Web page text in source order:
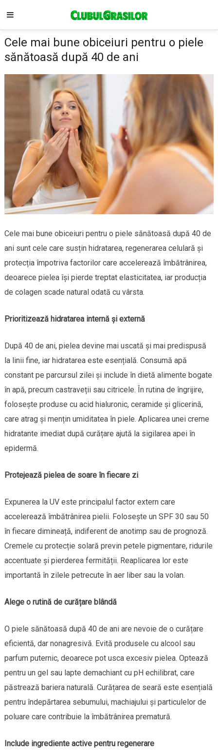
Cele mai bune obiceiuri pentru o piele
sănătoasă după 40 de ani
Cele mai bune obiceiuri pentru o piele sănătoasă după 40 de
ani sunt cele care susțin hidratarea, regenerarea celulară și
protecția împotriva factorilor care accelerează îmbătrânirea,
deoarece pielea își pierde treptat elasticitatea, iar producția
de colagen scade natural odată cu vârsta.
Prioritizează hidratarea internă și externă
După 40 de ani, pielea devine mai uscată și mai predispusă
la linii fine, iar hidratarea este esențială. Consumă apă
constant pe parcursul zilei și include în dietă alimente bogate
în apă, precum castraveții sau citricele. În rutina de îngrijire,
folosește produse cu acid hialuronic, ceramide și glicerină,
care atrag și mențin umiditatea în piele. Aplicarea unei creme
hidratante imediat după curățare ajută la sigilarea apei în
epidermă.
Protejează pielea de soare în fiecare zi
Expunerea la UV este principalul factor extern care
accelerează îmbătrânirea pielii. Folosește un SPF 30 sau 50
în fiecare dimineață, indiferent de anotimp sau de prognoză.
Cremele cu protecție solară previn petele pigmentare, ridurile
accentuate și pierderea fermității. Reaplicarea lor este
importantă în zilele petrecute în aer liber sau la volan.
Alege o rutină de curățare blândă
O piele sănătoasă după 40 de ani are nevoie de o curățare
eficientă, dar nonagresivă. Evită produsele cu alcool sau
parfum puternic, deoarece pot usca excesiv pielea. Optează
pentru un gel sau lapte demachiant cu pH echilibrat, care
păstrează bariera naturală. Curățarea de seară este esențială
pentru îndepărtarea sebumului, machiajului și particulelor de
poluare care contribuie la îmbătrânirea prematură.
Include ingrediente active pentru regenerare